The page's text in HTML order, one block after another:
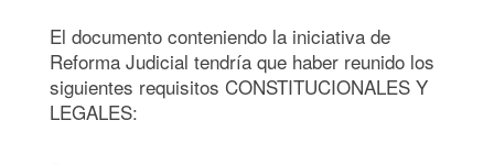
El documento conteniendo la iniciativa de
Reforma Judicial tendría que haber reunido los
siguientes requisitos CONSTITUCIONALES Y
LEGALES: